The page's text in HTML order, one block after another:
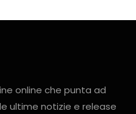
online che punta ad
ultime notizie e release